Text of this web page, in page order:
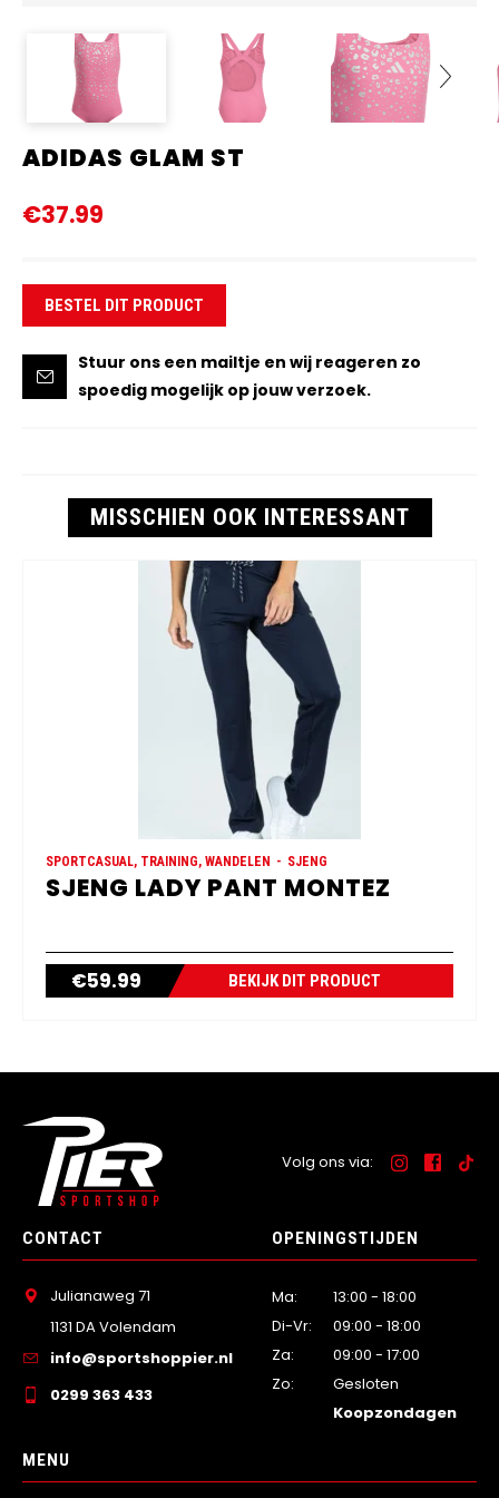
ADIDAS GLAM ST
€37.99
BESTEL DIT PRODUCT
Stuur ons een mailtje en wij reageren zo
spoedig mogelijk op jouw verzoek.
MISSCHIEN OOK INTERESSANT
SPORTCASUAL, TRAINING, WANDELEN SJENG
SJENG LADY PANT MONTEZ
€59.99 BEKIJK DIT PRODUCT
Volg ons via:
CONTACT
Julianaweg 71
1131 DA Volendam
info@sportshoppier.nl
0299 363 433
OPENINGSTIJDEN
Ma:
13:00 - 18:00
Di-Vr:
09:00 - 18:00
Za:
09:00 - 17:00
Zo:
Gesloten
Koopzondagen
MENU